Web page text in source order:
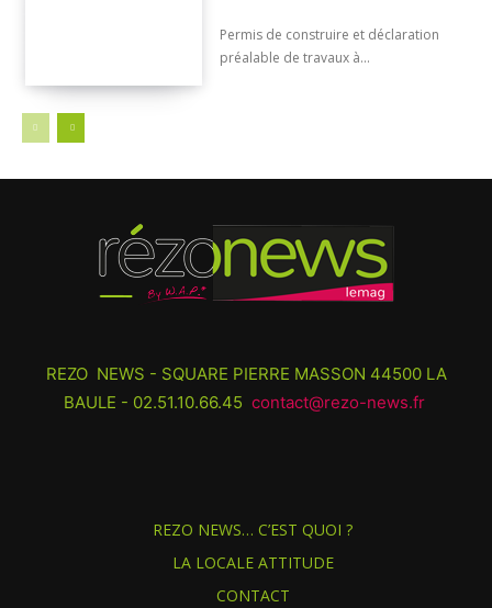
Permis de construire et déclaration
préalable de travaux à...
REZO NEWS - SQUARE PIERRE MASSON 44500 LA
BAULE - 02.51.10.66.45 contact@rezo-news.fr
REZO NEWS… C’EST QUOI ?
LA LOCALE ATTITUDE
CONTACT